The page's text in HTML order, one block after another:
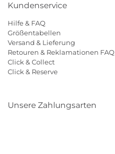
Kundenservice
Hilfe & FAQ
Größentabellen
Versand & Lieferung
Retouren & Reklamationen FAQ
Click & Collect
Click & Reserve
Unsere Zahlungsarten